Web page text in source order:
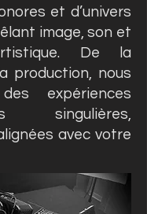
et d’univers
image, son et
De la
production, nous
expériences
singulières,
avec votre